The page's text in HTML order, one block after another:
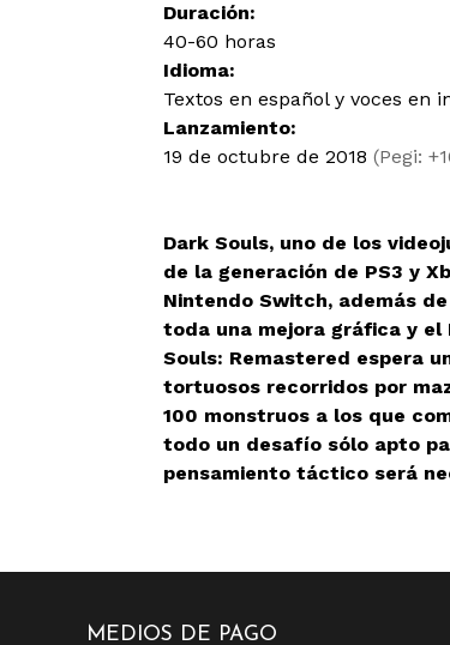
Duración:
40-60 horas
Idioma:
Textos en español y voces en
Lanzamiento:
19 de octubre de 2018 (Pegi:
Dark Souls, uno de los
de la generación de PS3 y
Nintendo Switch, además
toda una mejora gráfica y el
Souls: Remastered espera
tortuosos recorridos por
100 monstruos a los que
todo un desafío sólo apto
pensamiento táctico será
MEDIOS DE PAGO